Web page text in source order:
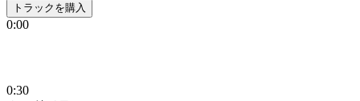
トラックを購入
0:00
0:30